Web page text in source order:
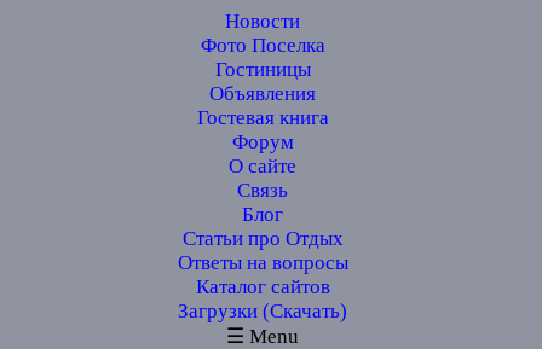
Новости
Фото Поселка
Гостиницы
Объявления
Гостевая книга
Форум
О сайте
Связь
Блог
Статьи про Отдых
Ответы на вопросы
Каталог сайтов
Загрузки (Скачать)
☰ Menu